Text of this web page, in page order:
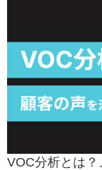
VOC分析とは